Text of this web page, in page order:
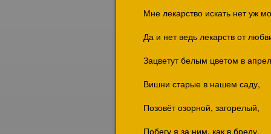
Мне лекарство искать нет уж
Да и нет ведь лекарств от
Зацветут белым цветом в
Вишни старые в нашем саду,
Позовёт озорной, загорелый,
Побегу я за ним, как в бреду.